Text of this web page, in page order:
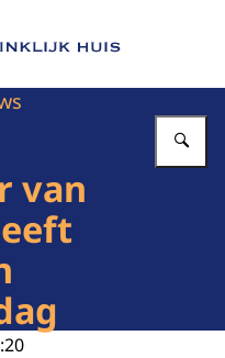
Het Koninklijk Huis
van